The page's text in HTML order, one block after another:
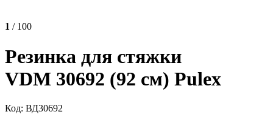
1 / 100
Резинка для стяжки
VDM 30692 (92 см) Pulex
Код: ВД30692